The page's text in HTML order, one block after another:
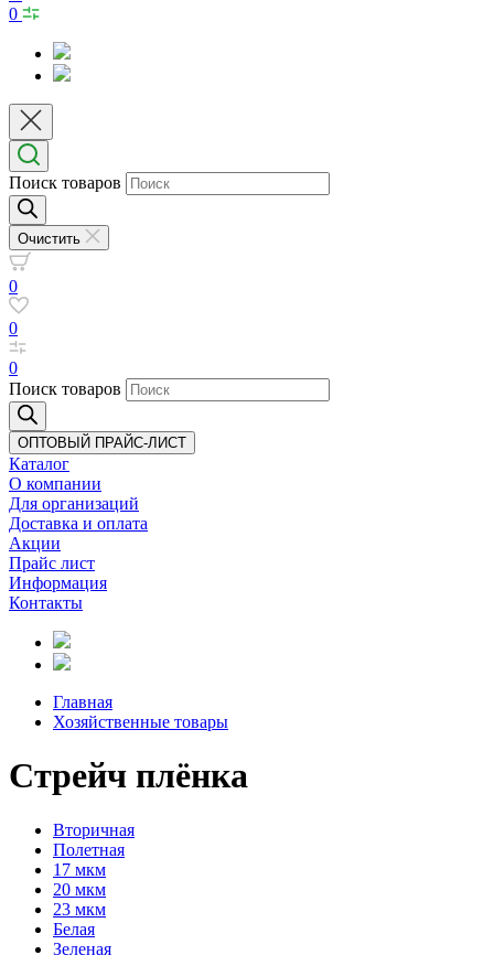
0
Поиск товаров
Очистить
0
0
0
Поиск товаров
ОПТОВЫЙ ПРАЙС-ЛИСТ
Каталог
О компании
Для организаций
Доставка и оплата
Акции
Прайс лист
Информация
Контакты
Главная
Хозяйственные товары
Стрейч плёнка
Вторичная
Полетная
17 мкм
20 мкм
23 мкм
Белая
Зеленая